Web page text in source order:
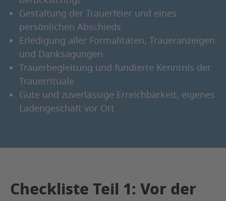
Gestaltung der Trauerfeier und eines
persönlichen Abschieds
Erledigung aller Formalitäten, Traueranzeigen
und Danksagungen
Trauerbegleitung und fundierte Kenntnis der
Trauerrituale
Gute und zuverlässige Erreichbarkeit, eigenes
Ladengeschäft vor Ort
Checkliste Teil 1: Vor der